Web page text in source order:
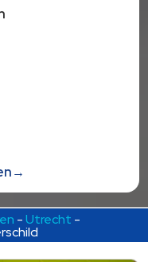
-Utrecht -